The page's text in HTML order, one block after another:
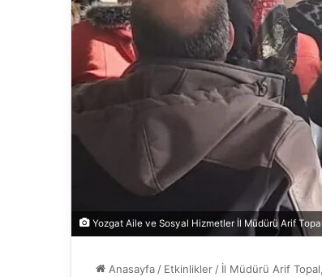
Yozgat Aile ve Sosyal Hizmetler İl Müdürü Arif
Anasayfa / Etkinlikler / İl Müdürü Arif